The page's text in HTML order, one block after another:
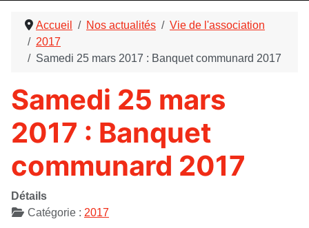
Accueil Nos actualités
Vie de l'association
2017
Samedi 25 mars 2017 : Banquet communard 2017
Samedi 25 mars
2017 : Banquet
communard 2017
Détails
Catégorie : 2017